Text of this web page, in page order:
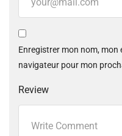
Enregistrer mon nom, mon
navigateur pour mon
Review